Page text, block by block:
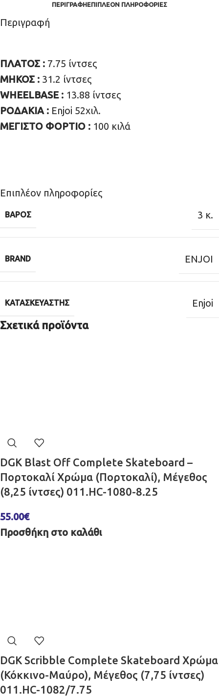
ΠΕΡΙΓΡΑΦΉΕΠΙΠΛΈΟΝ ΠΛΗΡΟΦΟΡΊΕΣ
Περιγραφή
ΠΛΑΤΟΣ : 7.75 ίντσες
ΜΗΚΟΣ : 31.2 ίντσες
WHEELBASE : 13.88 ίντσες
ΡΟΔΑΚΙΑ : Enjoi 52χιλ.
ΜΕΓΙΣΤΟ ΦΟΡΤΙΟ : 100 κιλά
Επιπλέον πληροφορίες
ΒΆΡΟΣ 3 κ.
BRAND ENJOI
ΚΑΤΑΣΚΕΥΑΣΤΉΣ Enjoi
Σχετικά προϊόντα
DGK Blast Off Complete Skateboard –
Πορτοκαλί Χρώμα (Πορτοκαλί), Μέγεθος
(8,25 ίντσες) 011.HC-1080-8.25
55.00€
Προσθήκη στο καλάθι
DGK Scribble Complete Skateboard Χρώμα
(Κόκκινο-Μαύρο), Μέγεθος (7,75 ίντσες)
011.HC-1082/7.75